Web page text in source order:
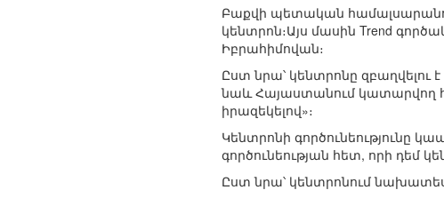
Բաքվի պետական
կենտրոն։Այս մասին Trend
Իբրահիմովան։
Ըստ նրա՝ կենտրոնը
նաև Հայաստանում կատարվող
իրազեկելով»։
Կենտրոնի գործունեությունը
գործունեության հետ, որի դեմ
Ըստ նրա՝ կենտրոնում